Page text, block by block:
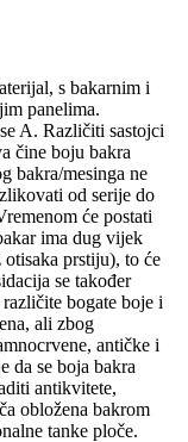
s bakarnim i
panelima.
A. Različiti sastojci
čine boju bakra
bakra/mesinga ne
od serije do
će postati
ima dug vijek
prstiju), to će
se također
bogate boje i
ali zbog
antičke i
da se boja bakra
antikvitete,
obložena bakrom
tanke ploče.